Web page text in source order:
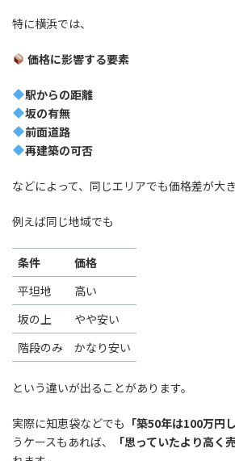
特に横浜では、
価格に影響する要素
駅からの距離
坂の有無
前面道路
再建築の可否
などによって、同じエリアでも価格差が大
例えば同じ地域でも
条件
価格
平坦地
高い
坂の上
やや安い
階段のみ
かなり安い
という違いが出ることがあります。
実際に知恵袋などでも 「築50年は100万円
うケースもあれば、
「思っていたより高く